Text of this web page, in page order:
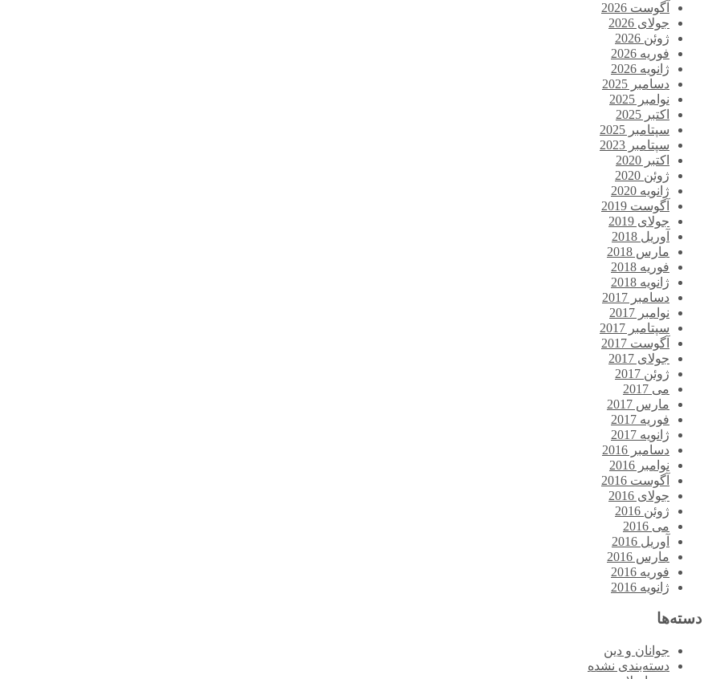
آگوست 2026
جولای 2026
ژوئن 2026
فوریه 2026
ژانویه 2026
دسامبر 2025
نوامبر 2025
اکتبر 2025
سپتامبر 2025
سپتامبر 2023
اکتبر 2020
ژوئن 2020
ژانویه 2020
آگوست 2019
جولای 2019
آوریل 2018
مارس 2018
فوریه 2018
ژانویه 2018
دسامبر 2017
نوامبر 2017
سپتامبر 2017
آگوست 2017
جولای 2017
ژوئن 2017
می 2017
مارس 2017
فوریه 2017
ژانویه 2017
دسامبر 2016
نوامبر 2016
آگوست 2016
جولای 2016
ژوئن 2016
می 2016
آوریل 2016
مارس 2016
فوریه 2016
ژانویه 2016
دسته‌ها
جوانان و دین
دسته‌بندی نشده